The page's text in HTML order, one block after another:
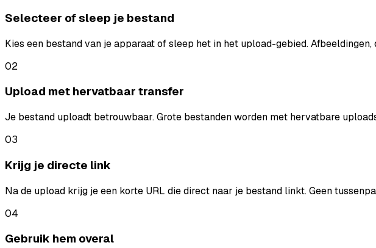
Selecteer of sleep je bestand
Kies een bestand van je apparaat of sleep het in het upload-gebied.
02
Upload met hervatbaar transfer
Je bestand uploadt betrouwbaar. Grote bestanden worden met hervatbare
03
Krijg je directe link
Na de upload krijg je een korte URL die direct naar je bestand linkt. Geen
04
Gebruik hem overal